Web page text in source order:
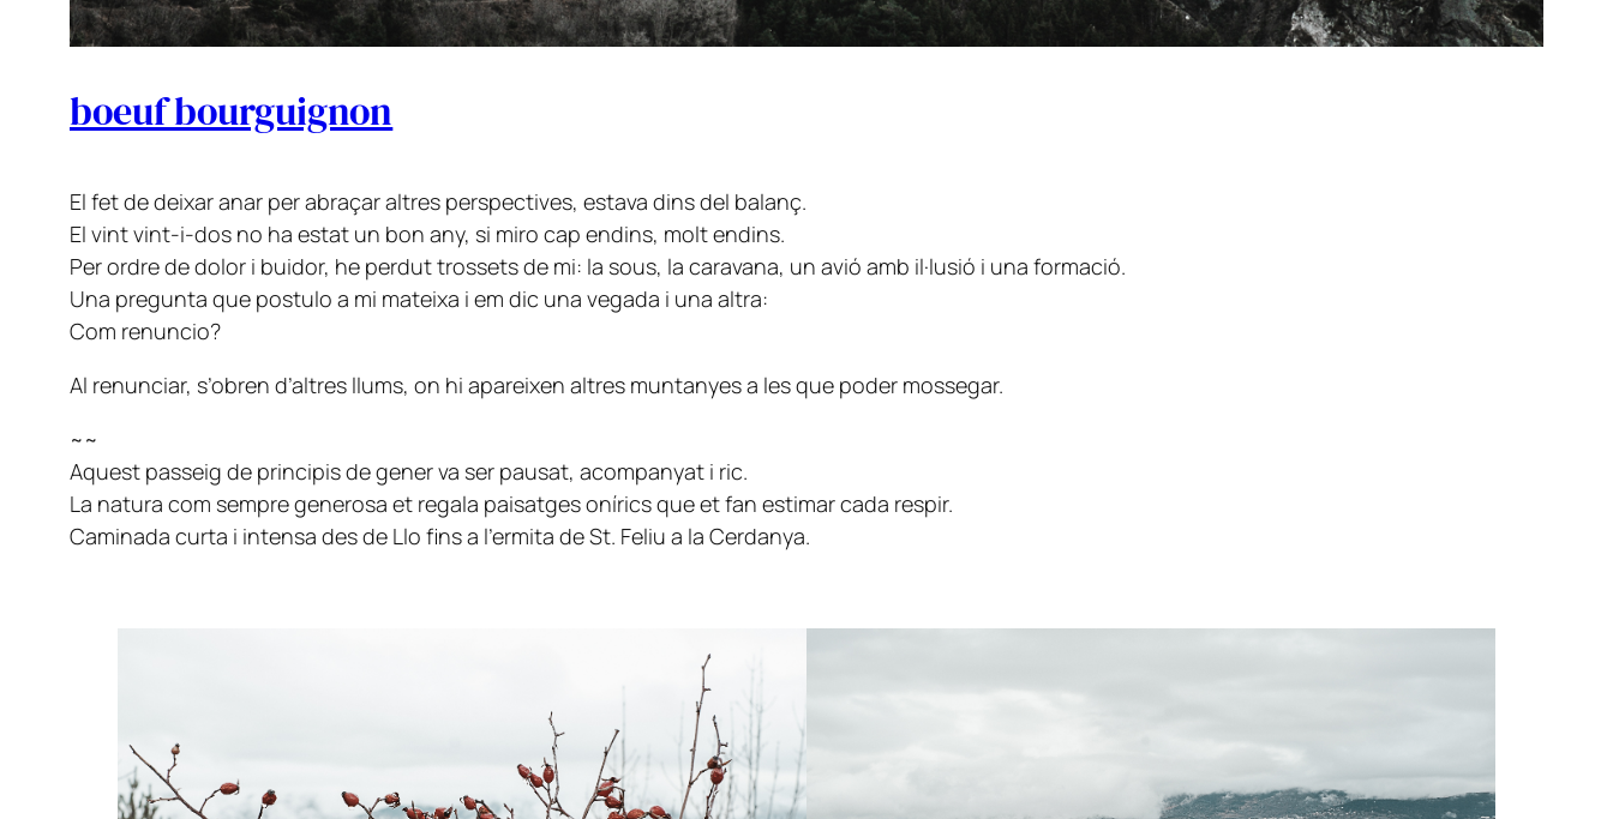
boeuf bourguignon
El fet de deixar anar per abraçar altres perspectives, estava dins del balanç.
El vint vint-i-dos no ha estat un bon any, si miro cap endins, molt endins.
Per ordre de dolor i buidor, he perdut trossets de mi: la sous, la caravana, un avió amb il·lusió i una formació.
Una pregunta que postulo a mi mateixa i em dic una vegada i una altra:
Com renuncio?
Al renunciar, s’obren d’altres llums, on hi apareixen altres muntanyes a les que poder mossegar.
~~
Aquest passeig de principis de gener va ser pausat, acompanyat i ric.
La natura com sempre generosa et regala paisatges onírics que et fan estimar cada respir.
Caminada curta i intensa des de Llo fins a l’ermita de St. Feliu a la Cerdanya.